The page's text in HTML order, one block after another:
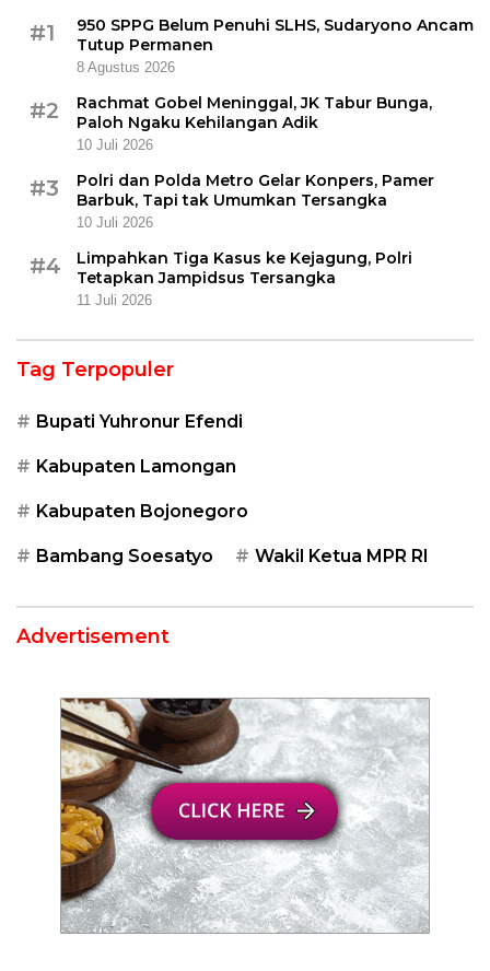
#1
950 SPPG Belum Penuhi SLHS, Sudaryono Ancam
Tutup Permanen
8 Agustus 2026
#2
Rachmat Gobel Meninggal, JK Tabur Bunga,
Paloh Ngaku Kehilangan Adik
10 Juli 2026
#3
Polri dan Polda Metro Gelar Konpers, Pamer
Barbuk, Tapi tak Umumkan Tersangka
10 Juli 2026
#4
Limpahkan Tiga Kasus ke Kejagung, Polri
Tetapkan Jampidsus Tersangka
11 Juli 2026
Tag Terpopuler
Bupati Yuhronur Efendi
Kabupaten Lamongan
Kabupaten Bojonegoro
Bambang Soesatyo Wakil Ketua MPR RI
Advertisement